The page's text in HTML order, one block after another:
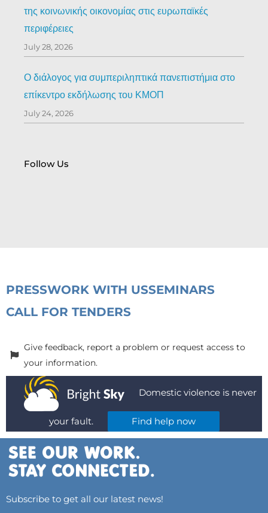
της κοινωνικής οικονομίας στις ευρωπαϊκές
περιφέρειες
July 28, 2026
Ο διάλογος για συμπεριληπτικά πανεπιστήμια στο
επίκεντρο εκδήλωσης του ΚΜΟΠ
July 24, 2026
Follow Us
PRESSWORK WITH USSEMINARS
CALL FOR TENDERS
Give feedback, report a problem or request access to
your information.
Domestic violence is never
your fault. Find help now
Subscribe to get all our latest news!